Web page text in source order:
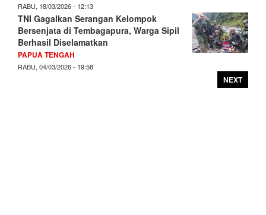
RABU, 18/03/2026 - 12:13
TNI Gagalkan Serangan Kelompok
Bersenjata di Tembagapura, Warga Sipil
Berhasil Diselamatkan
PAPUA TENGAH
RABU, 04/03/2026 - 19:58
NEXT